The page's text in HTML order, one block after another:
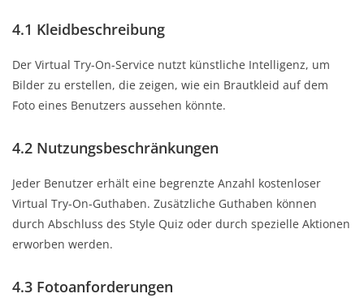
4.1 Kleidbeschreibung
Der Virtual Try-On-Service nutzt künstliche Intelligenz, um
Bilder zu erstellen, die zeigen, wie ein Brautkleid auf dem
Foto eines Benutzers aussehen könnte.
4.2 Nutzungsbeschränkungen
Jeder Benutzer erhält eine begrenzte Anzahl kostenloser
Virtual Try-On-Guthaben. Zusätzliche Guthaben können
durch Abschluss des Style Quiz oder durch spezielle Aktionen
erworben werden.
4.3 Fotoanforderungen